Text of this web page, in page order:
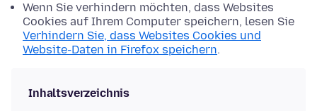
Wenn Sie verhindern möchten, dass Websites
Cookies auf Ihrem Computer speichern, lesen Sie
Verhindern Sie, dass Websites Cookies und
Website-Daten in Firefox speichern.
Inhaltsverzeichnis